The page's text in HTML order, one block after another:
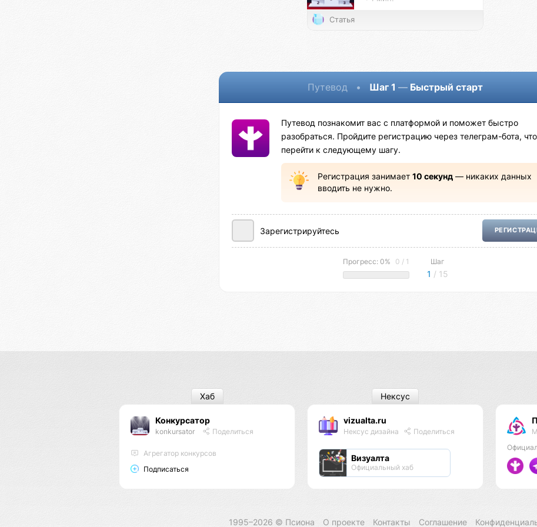
Статья
Путевод • Шаг 1 — Быстрый старт
Путевод познакомит вас с платформой и поможет быстро
разобраться. Пройдите регистрацию через телеграм-бота,
перейти к следующему шагу.
Регистрация занимает 10 секунд— никаких данных
вводить не нужно.
Зарегистрируйтесь
Прогресс: 0% 0 / 1 Шаг
1 / 15
Конкурсатор
konkursator Поделиться
Агрегатор конкурсов
Подписаться
Хаб
vizualta.ru
Нексус дизайна Поделиться
Визуалта
Официальный хаб
Нексус
1995–2026 © Псиона О проекте Контакты Соглашение